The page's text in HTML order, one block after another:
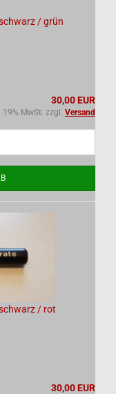
/ grün
30,00 EUR
19% MwSt. zzgl. Versand
/ rot
30,00 EUR